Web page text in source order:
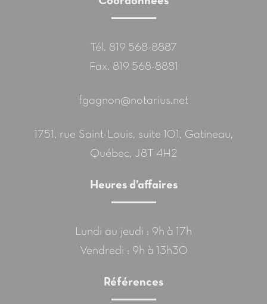
Tél. 819 568-8887
Fax. 819 568-8881
fgagnon@notarius.net
1751, rue Saint-Louis, suite 101, Gatineau,
Québec, J8T 4H2
Heures d’affaires
Lundi au jeudi : 9h à 17h
Vendredi : 9h à 13h30
Références